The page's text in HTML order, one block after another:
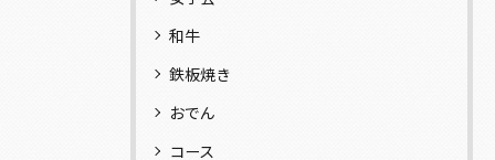
和牛
鉄板焼き
おでん
コース